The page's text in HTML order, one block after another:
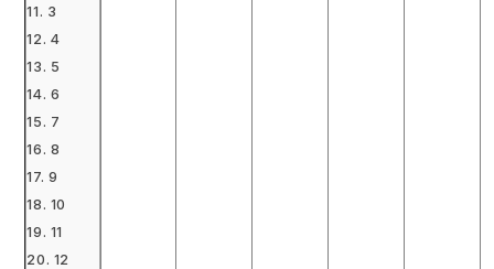
3
4
5
6
7
8
9
10
11
12